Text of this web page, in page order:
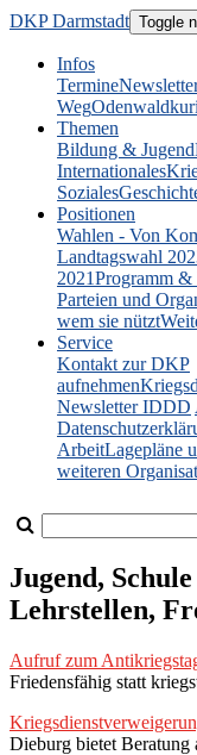
DKP Darmstadt Toggle
Infos
Termine
Weg
Themen
Bildung & Jugend
Internationales
Soziales
Positionen
Wahlen - Von
Landtagswahl
2021Programm
Parteien und
wem sie nützt
Service
Kontakt zur DKP
aufnehmen
Newsletter IDDD
ArbeitLagepläne
weiteren
Jugend,
Lehrstellen,
Aufruf zum
Friedensfähig statt
Dieburg bietet Beratung